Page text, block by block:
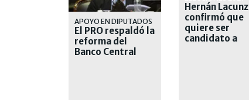
APOYO EN DIPUTADOS
El PRO respaldó la
reforma del
Banco Central
Hernán
confirmó que
quiere ser
candidato a